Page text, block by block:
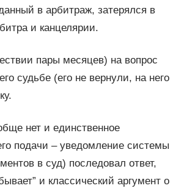
в арбитраж, затерялся в
и канцелярии.
пары месяцев) на вопрос
судьбе (его не вернули, на него
нет и единственное
подачи – уведомление системы
в суд) последовал ответ,
и классический аргумент о